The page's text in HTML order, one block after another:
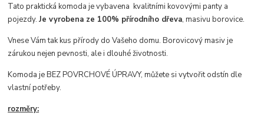
Tato praktická komoda je vybavena kvalitními kovovými panty a
pojezdy.Je vyrobena ze 100% přírodního dřeva, masivu borovice.
Vnese Vám tak kus přírody do Vašeho domu. Borovicový masiv je
zárukou nejen pevnosti, ale i dlouhé životnosti.
Komoda je BEZ POVRCHOVÉ ÚPRAVY, můžete si vytvořit odstín dle
vlastní potřeby.
rozměry: